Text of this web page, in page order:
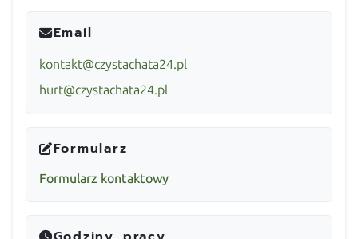
Email
kontakt@czystachata24.pl
hurt@czystachata24.pl
Formularz
Formularz kontaktowy